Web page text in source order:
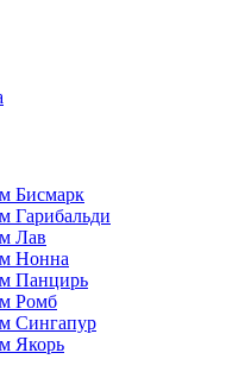
Бисмарк
Гарибальди
Лав
Нонна
Панцирь
Ромб
Сингапур
Якорь